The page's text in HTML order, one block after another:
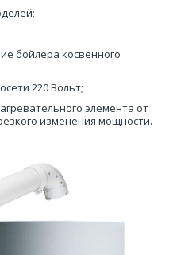
бойлера косвенного
220 Вольт;
элемента от
изменения мощности.